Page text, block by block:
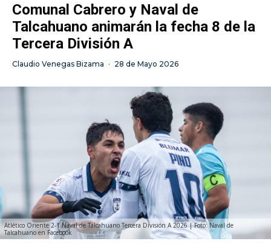
Comunal Cabrero y Naval de
Talcahuano animarán la fecha 8 de la
Tercera División A
Claudio Venegas Bizama · 28 de Mayo 2026
Atlético Oriente 2-1 Naval de Talcahuano Tercera División A 2026 | Foto: Naval de
Talcahuano en Facebook